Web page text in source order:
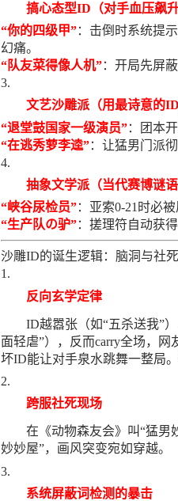
搞心态型ID（对手血压飙升
“你的四级甲”：击倒时系统提
幻痛。
“队友菜得像人机”：开局先屏
文艺沙雕派（用最诗意的
“退堂鼓国家一级演员”：团本
“在逃秀萝李逵”：让猛男门派
抽象文学派（当代赛博谜语
“峡谷尿检员”：亚索0-21时必
“生产队の驴”：搓理符自动获
沙雕ID的诞生逻辑：脑洞与社
反向玄学定律
ID越嚣张（如“五杀送我”
面轻虐”），反而carry全场，网
坏ID能让对手泉水跳舞一整局
跨服社死现场
在《动物森友会》叫“猛男
妙妙屋”，画风突变宛如穿越。
系统屏蔽词检测的暴击